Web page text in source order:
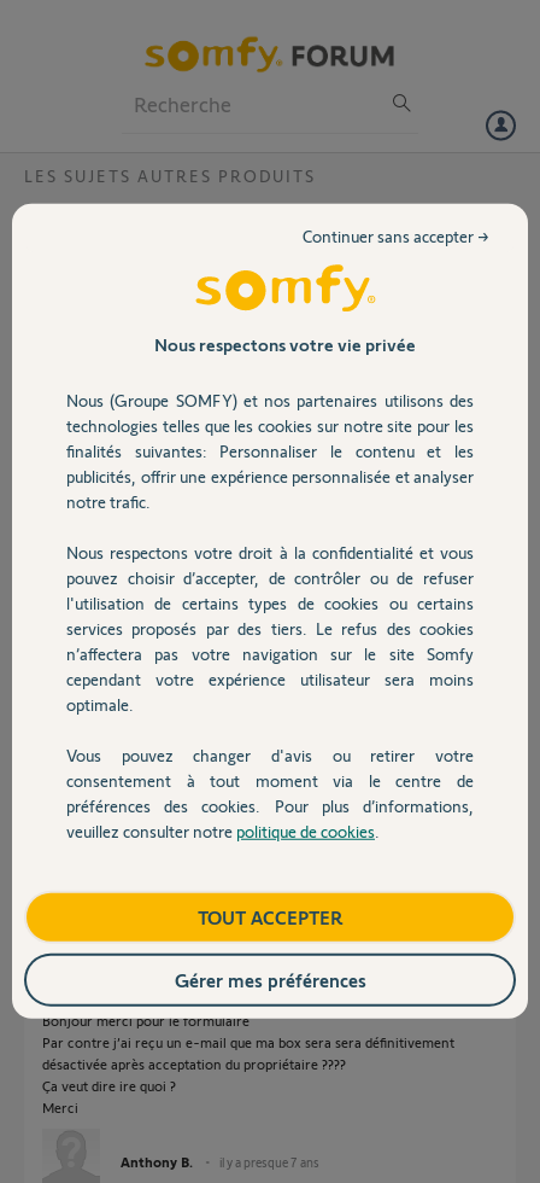
Volet
Sécurité
Domotique
Chauffage
Autres produits
Devis avec un pro
Contact
LES SUJETS AUTRES PRODUITS
changement proprietaire box
j'ai vendu ma maison et je pars dans 10 jours
puisse s' approprié la box
cordialement
il y a presque 7 ans
Participer au fil de discussion
Réponses
Bonjour
remplissez le formulaire suivant.
https://www.somfy.fr/assistance/produits/domotique/desact...
il y a presque 7 ans
Bonjour merci pour le formulaire
Par contre j’ai reçu un e-mail que ma box sera sera définitivement
désactivée après acceptation du propriétaire ????
Ça veut dire ire quoi ?
Merci
Anthony B. il y a presque 7 ans
Nous respectons votre vie privée
Nous (Groupe SOMFY) et nos partenaires utilisons des
technologies telles que les cookies sur notre site pour les
finalités suivantes: Personnaliser le contenu et les
publicités, offrir une expérience personnalisée et analyser
notre trafic.
Nous respectons votre droit à la confidentialité et vous
pouvez choisir d’accepter, de contrôler ou de refuser
l'utilisation de certains types de cookies ou certains
services proposés par des tiers. Le refus des cookies
n’affectera pas votre navigation sur le site Somfy
cependant votre expérience utilisateur sera moins
optimale.
Vous pouvez changer d'avis ou retirer votre
consentement à tout moment via le centre de
préférences des cookies. Pour plus d’informations,
veuillez consulter notre politique de cookies
Continuer sans accepter →
TOUT ACCEPTER
Gérer mes préférences